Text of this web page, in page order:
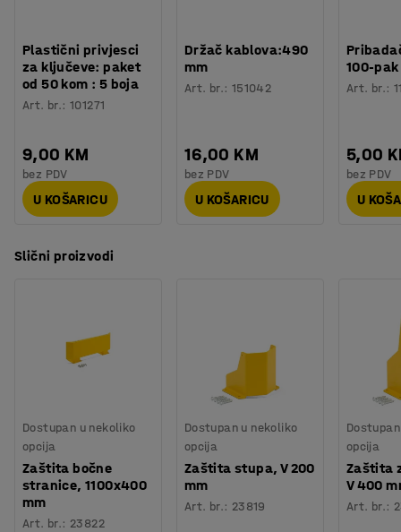
Plastični privjesci
za ključeve: paket
od 50 kom : 5 boja
Art. br.:101271
9,00 KM
bez PDV
U KOŠARICU
Držač kablova:490
mm
Art. br.: 151042
16,00 KM
bez PDV
U KOŠARICU
100-pak
Art. br.:
5,00
bez PDV
U
Slični proizvodi
Dostupan u nekoliko
opcija
Zaštita bočne
stranice, 1100x400
mm
Art. br.: 23822
Dostupan u nekoliko
opcija
Zaštita stupa, V 200
mm
Art. br.: 23819
opcija
Zaštita
V 400
Art. br.: